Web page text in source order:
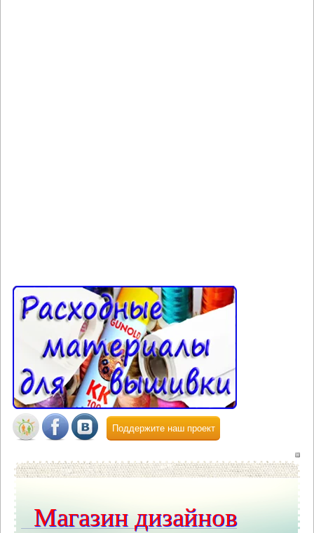
Поддержите наш проект
Магазин дизайнов